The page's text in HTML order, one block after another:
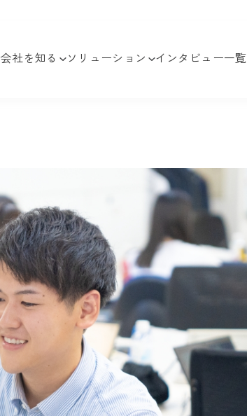
会社を知る ソリューション インタビュー一覧